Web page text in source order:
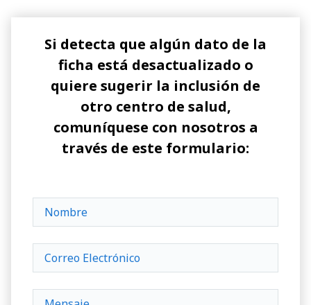
Si detecta que algún dato de la
ficha está desactualizado o
quiere sugerir la inclusión de
otro centro de salud,
comuníquese con nosotros a
través de este formulario: